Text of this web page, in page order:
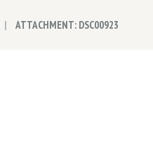
ATTACHMENT: DSC00923